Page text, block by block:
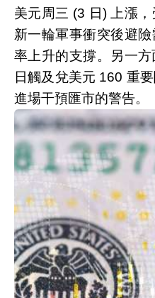
美元周三 (3 日) 上漲
新一輪軍事衝突後避
率上升的支撐。另一方
日觸及兌美元 160 重
進場干預匯市的警告。
美元周三(3日)上漲(圖
紐約尾盤，追蹤美元
(DXY) 上漲 0.3%，報
隨著外界對美伊和平
定，華府與德黑蘭之
軍周二表示，已向一
輪開火並使其失去行動
美國中央司令部也指
威特與巴林的伊朗飛